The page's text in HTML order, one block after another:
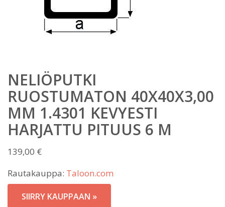
NELIÖPUTKI
RUOSTUMATON 40X40X3,00
MM 1.4301 KEVYESTI
HARJATTU PITUUS 6 M
139,00 €
Rautakauppa: Taloon.com
SIIRRY KAUPPAAN »